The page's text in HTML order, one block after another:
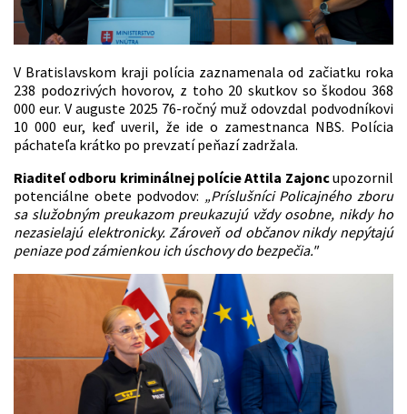
V Bratislavskom kraji polícia zaznamenala od začiatku roka
238 podozrivých hovorov, z toho 20 skutkov so škodou 368
000 eur. V auguste 2025 76-ročný muž odovzdal podvodníkovi
10 000 eur, keď uveril, že ide o zamestnanca NBS. Polícia
páchateľa krátko po prevzatí peňazí zadržala.
Riaditeľ odboru kriminálnej polícieAttila Zajoncupozornil
potenciálne obete podvodov: „Príslušníci Policajného zboru
sa služobným preukazom preukazujú vždy osobne, nikdy ho
nezasielajú elektronicky. Zároveň od občanov nikdy nepýtajú
peniaze pod zámienkou ich úschovy do bezpečia."